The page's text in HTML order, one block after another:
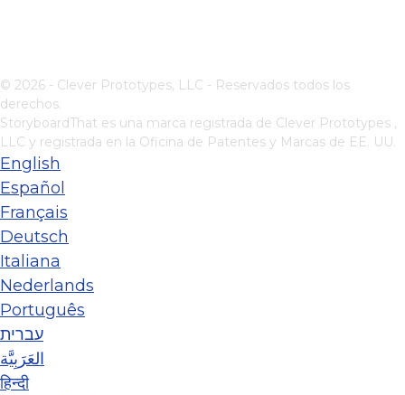
© 2026 - Clever Prototypes, LLC - Reservados todos los
derechos.
StoryboardThat es una marca registrada de Clever Prototypes ,
LLC y registrada en la Oficina de Patentes y Marcas de EE. UU.
English
Español
Français
Deutsch
Italiana
Nederlands
Português
עברית
العَرَبِيَّة
हिन्दी